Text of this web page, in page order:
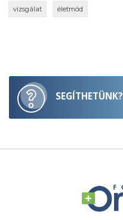
vizsgálat életmód
SEGÍTHETÜNK?